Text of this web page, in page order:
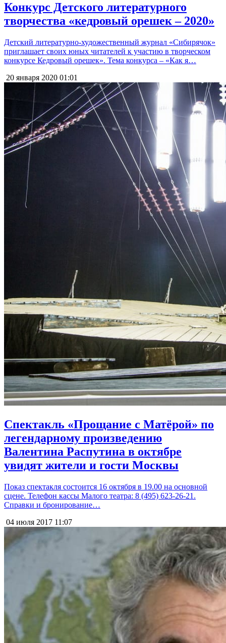
Конкурс Детского литературного
творчества «кедровый орешек – 2020»
Детский литературно-художественный журнал «Сибирячок»
приглашает своих юных читателей к участию в творческом
конкурсе Кедровый орешек». Тема конкурса – «Как я…
20 января 2020 01:01
Спектакль «Прощание с Матёрой» по
легендарному произведению
Валентина Распутина в октябре
увидят жители и гости Москвы
Показ спектакля состоится 16 октября в 19.00 на основной
сцене. Телефон кассы Малого театра: 8 (495) 623-26-21.
Справки и бронирование…
04 июля 2017 11:07